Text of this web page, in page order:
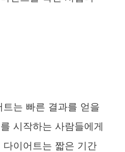
는 빠른 결과를 얻을
시작하는 사람들에게
이어트는 짧은 기간